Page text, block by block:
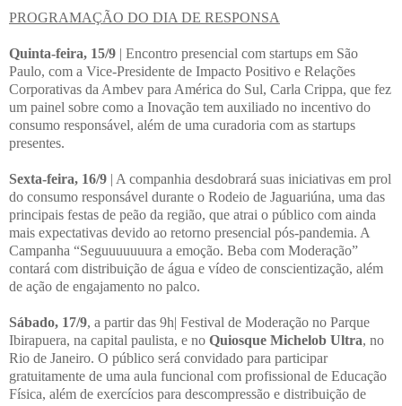
PROGRAMAÇÃO DO DIA DE RESPONSA
Quinta-feira, 15/9 | Encontro presencial com startups em São
Paulo, com a Vice-Presidente de Impacto Positivo e Relações
Corporativas da Ambev para América do Sul, Carla Crippa, que fez
um painel sobre como a Inovação tem auxiliado no incentivo do
consumo responsável, além de uma curadoria com as startups
presentes.
Sexta-feira, 16/9 | A companhia desdobrará suas iniciativas em prol
do consumo responsável durante o Rodeio de Jaguariúna, uma das
principais festas de peão da região, que atrai o público com ainda
mais expectativas devido ao retorno presencial pós-pandemia. A
Campanha “Seguuuuuuura a emoção. Beba com Moderação”
contará com distribuição de água e vídeo de conscientização, além
de ação de engajamento no palco.
Sábado, 17/9, a partir das 9h| Festival de Moderação no Parque
Ibirapuera, na capital paulista, e no Quiosque Michelob Ultra, no
Rio de Janeiro. O público será convidado para participar
gratuitamente de uma aula funcional com profissional de Educação
Física, além de exercícios para descompressão e distribuição de